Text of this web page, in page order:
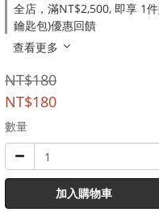
全店，滿NT$2,500, 即享 1
鑰匙包)優惠回饋
查看更多
NT$180
NT$180
數量
加入購物車